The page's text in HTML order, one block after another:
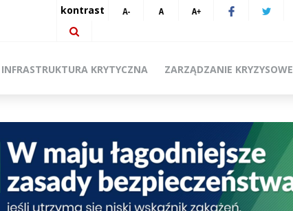
kontrast
INFRASTRUKTURA KRYTYCZNA ZARZĄDZANIE KRYZYSOWE